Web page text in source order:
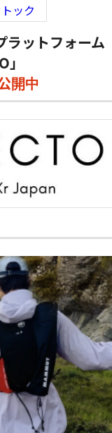
ック
ラットフォーム
」
開中